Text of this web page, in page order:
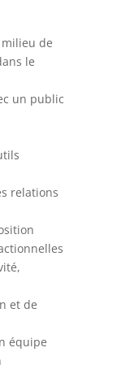
milieu de
le
un public
relations
et de
équipe